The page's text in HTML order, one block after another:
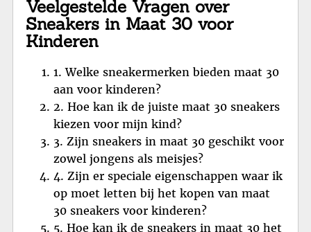
Veelgestelde Vragen over
Sneakers in Maat 30 voor
Kinderen
1. Welke sneakermerken bieden maat 30
aan voor kinderen?
2. Hoe kan ik de juiste maat 30 sneakers
kiezen voor mijn kind?
3. Zijn sneakers in maat 30 geschikt voor
zowel jongens als meisjes?
4. Zijn er speciale eigenschappen waar ik
op moet letten bij het kopen van maat
30 sneakers voor kinderen?
5. Hoe kan ik de sneakers in maat 30 het